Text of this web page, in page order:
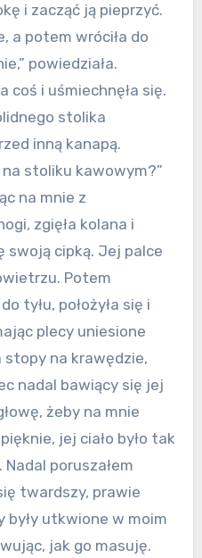
i zacząć ją pieprzyć.
a potem wróciła do
powiedziała.
coś i uśmiechnęła się.
stolika
inną kanapą.
na stoliku kawowym?”
na mnie z
zgięła kolana i
swoją cipką. Jej palce
Potem
tyłu, położyła się i
plecy uniesione
stopy na krawędzie,
nadal bawiący się jej
żeby na mnie
jej ciało było tak
poruszałem
twardszy, prawie
utkwione w moim
jak go masuję.